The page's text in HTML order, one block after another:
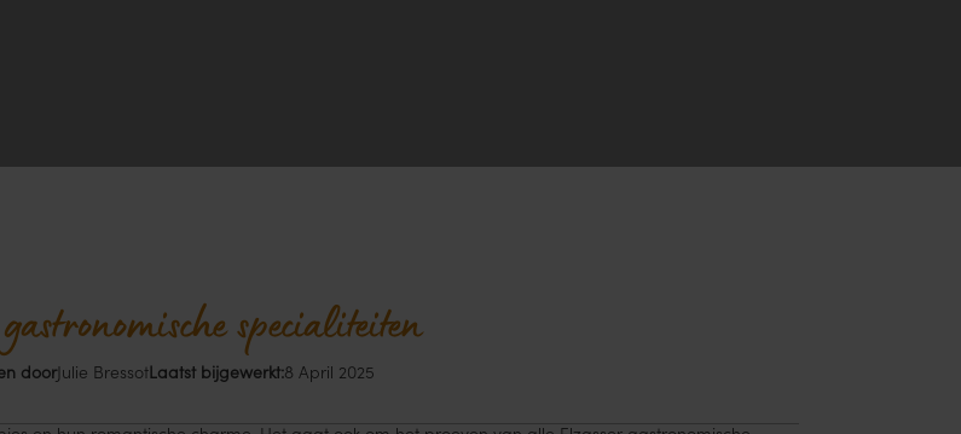
specialiteiten
doorJulie BressotLaatst bijgewerkt:8 April 2025